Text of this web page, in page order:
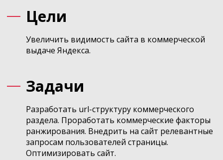
Цели
Увеличить видимость сайта в коммерческой
выдаче Яндекса.
Задачи
Разработать url-структуру коммерческого
раздела. Проработать коммерческие факторы
ранжирования. Внедрить на сайт релевантные
запросам пользователей страницы.
Оптимизировать сайт.